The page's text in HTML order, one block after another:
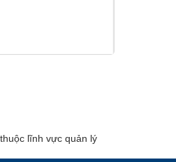
lĩnh vực quản lý